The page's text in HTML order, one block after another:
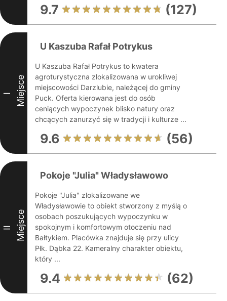
9.7 (127)
I Miejsce
U Kaszuba Rafał Potrykus
U Kaszuba Rafał Potrykus to kwatera
agroturystyczna zlokalizowana w urokliwej
miejscowości Darzlubie, należącej do gminy
Puck. Oferta kierowana jest do osób
ceniących wypoczynek blisko natury oraz
chcących zanurzyć się w tradycji i kulturze ...
9.6 (56)
II Miejsce
Pokoje "Julia" Władysławowo
Pokoje "Julia" zlokalizowane we
Władysławowie to obiekt stworzony z myślą o
osobach poszukujących wypoczynku w
spokojnym i komfortowym otoczeniu nad
Bałtykiem. Placówka znajduje się przy ulicy
Płk. Dąbka 22. Kameralny charakter obiektu,
który ...
9.4 (62)